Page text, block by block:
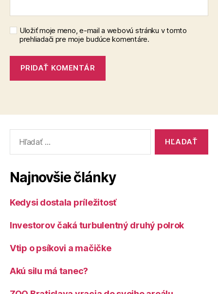
Uložiť moje meno, e-mail a webovú stránku v tomto
prehliadači pre moje budúce komentáre.
Najnovšie články
Kedysi dostala príležitosť
Investorov čaká turbulentný druhý polrok
Vtip o psíkovi a mačičke
Akú silu má tanec?